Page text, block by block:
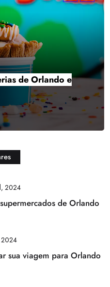
datas e
2024
de Orlando
sua viagem para Orlando